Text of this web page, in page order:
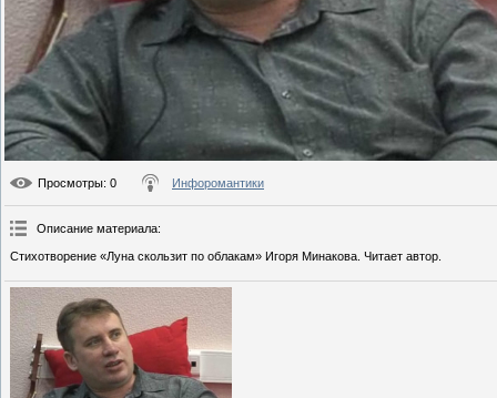
Просмотры: 0 Инфоромантики
Описание материала:
Стихотворение «Луна скользит по облакам» Игоря Минакова. Читает автор.